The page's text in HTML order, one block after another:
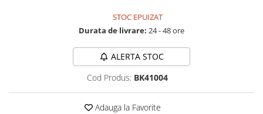
Suport auto
Suport motocicleta
STOC EPUIZAT
Durata de livrare: 24 - 48 ore
ALERTA STOC
Cod Produs: BK41004
Adauga la Favorite